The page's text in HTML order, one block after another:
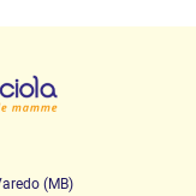
(MB)